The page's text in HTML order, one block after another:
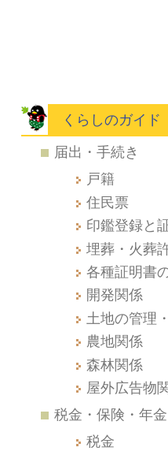
くらしのガイド
届出・手続き
戸籍
住民票
印鑑登録と
埋葬・火葬
各種証明書
開発関係
土地の管理
農地関係
森林関係
屋外広告物
税金・保険・年金
税金